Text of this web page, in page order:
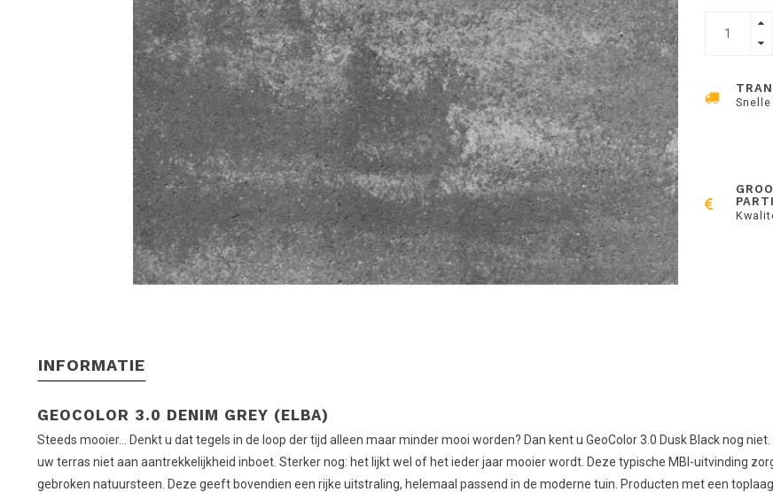
INFORMATIE
GEOCOLOR 3.0 DENIM GREY (ELBA)
Steeds mooier... Denkt u dat tegels in de loop der tijd alleen maar minder mooi worden? Dan kent u GeoColor 3.0 Dusk Black nog
uw terras niet aan aantrekkelijkheid inboet. Sterker nog: het lijkt wel of het ieder jaar mooier wordt. Deze typische MBI-uitvinding
gebroken natuursteen. Deze geeft bovendien een rijke uitstraling, helemaal passend in de moderne tuin. Producten met een